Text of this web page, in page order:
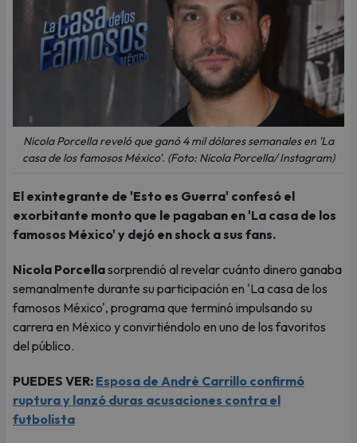
Nicola Porcella reveló que ganó 4 mil dólares semanales en 'La
casa de los famosos México'. (Foto: Nicola Porcella/ Instagram)
El exintegrante de 'Esto es Guerra' confesó el
exorbitante monto que le pagaban en 'La casa de los
famosos México' y dejó en shock a sus fans.
Nicola Porcellasorprendió al revelar cuánto dinero ganaba
semanalmente durante su participación en 'La casa de los
famosos México', programa que terminó impulsando su
carrera en México y convirtiéndolo en uno de los favoritos
del público.
PUEDES VER: Esposa de André Carrillo confirmó
ruptura y lanzó duras acusaciones contra el
futbolista